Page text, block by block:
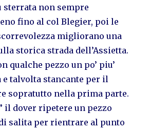
sterrata non sempre
fino al col Blegier, poi le
migliorano una
storica strada dell’Assietta.
qualche pezzo un po’ piu’
e talvolta stancante per il
sopratutto nella prima parte.
il dover ripetere un pezzo
salita per rientrare al punto